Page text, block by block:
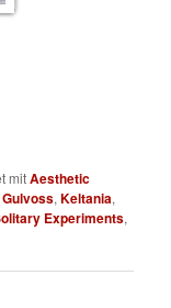
mitAesthetic
Gulvoss,Keltania,
Experiments,